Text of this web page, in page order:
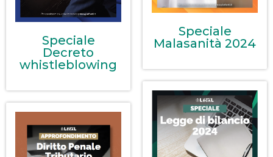
Speciale
Malasanità 2024
Speciale
Decreto
whistleblowing